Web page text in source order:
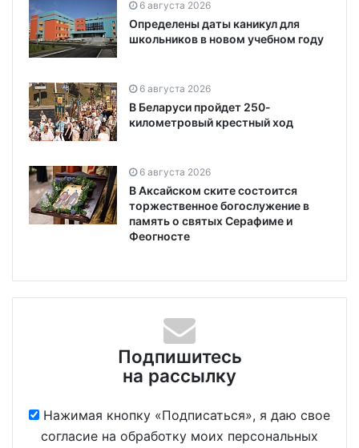
6 августа 2026
Определены даты каникул для
школьников в новом учебном году
6 августа 2026
В Беларуси пройдет 250-
километровый крестный ход
6 августа 2026
В Аксайском ските состоится
торжественное богослужение в
память о святых Серафиме и
Феогносте
Подпишитесь
на рассылку
Нажимая кнопку «Подписаться», я даю свое
согласие на обработку моих персональных